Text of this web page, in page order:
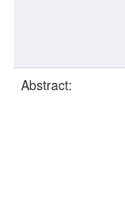
Abstract: